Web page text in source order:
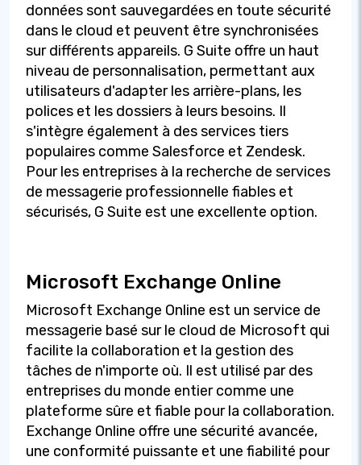
données sont sauvegardées en toute sécurité
dans le cloud et peuvent être synchronisées
sur différents appareils. G Suite offre un haut
niveau de personnalisation, permettant aux
utilisateurs d'adapter les arrière-plans, les
polices et les dossiers à leurs besoins. Il
s'intègre également à des services tiers
populaires comme Salesforce et Zendesk.
Pour les entreprises à la recherche de services
de messagerie professionnelle fiables et
sécurisés, G Suite est une excellente option.
Microsoft Exchange Online
Microsoft Exchange Online est un service de
messagerie basé sur le cloud de Microsoft qui
facilite la collaboration et la gestion des
tâches de n'importe où. Il est utilisé par des
entreprises du monde entier comme une
plateforme sûre et fiable pour la collaboration.
Exchange Online offre une sécurité avancée,
une conformité puissante et une fiabilité pour